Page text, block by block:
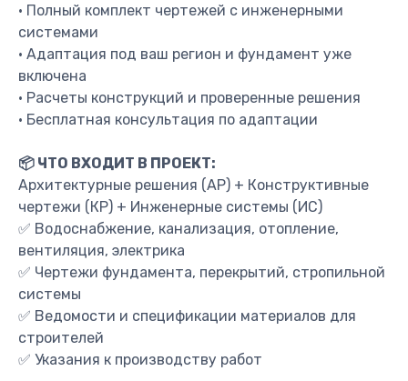
• Полный комплект чертежей с инженерными
системами
• Адаптация под ваш регион и фундамент уже
включена
• Расчеты конструкций и проверенные решения
• Бесплатная консультация по адаптации
📦 ЧТО ВХОДИТ В ПРОЕКТ:
Архитектурные решения (АР) + Конструктивные
чертежи (КР) + Инженерные системы (ИС)
✅ Водоснабжение, канализация, отопление,
вентиляция, электрика
✅ Чертежи фундамента, перекрытий, стропильной
системы
✅ Ведомости и спецификации материалов для
строителей
✅ Указания к производству работ